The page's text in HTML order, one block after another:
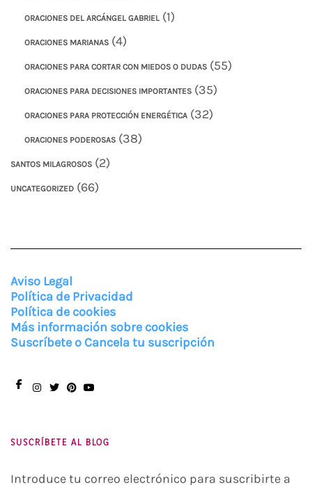
ORACIONES DEL ARCÁNGEL GABRIEL (1)
ORACIONES MARIANAS (4)
ORACIONES PARA CORTAR CON MIEDOS O DUDAS (55)
ORACIONES PARA DECISIONES IMPORTANTES (35)
ORACIONES PARA PROTECCIÓN ENERGÉTICA (32)
ORACIONES PODEROSAS (38)
SANTOS MILAGROSOS (2)
UNCATEGORIZED (66)
Aviso Legal
Política de Privacidad
Política de cookies
Más información sobre cookies
Suscríbete o Cancela tu suscripción
SUSCRÍBETE AL BLOG
Introduce tu correo electrónico para suscribirte a